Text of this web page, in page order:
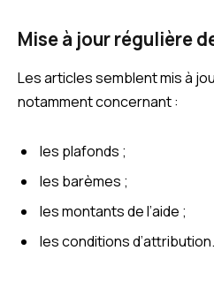
Mise à jour régulière
Les articles semblent mis à
notamment concernant :
les plafonds ;
les barèmes ;
les montants de l’aide ;
les conditions d’attribution.